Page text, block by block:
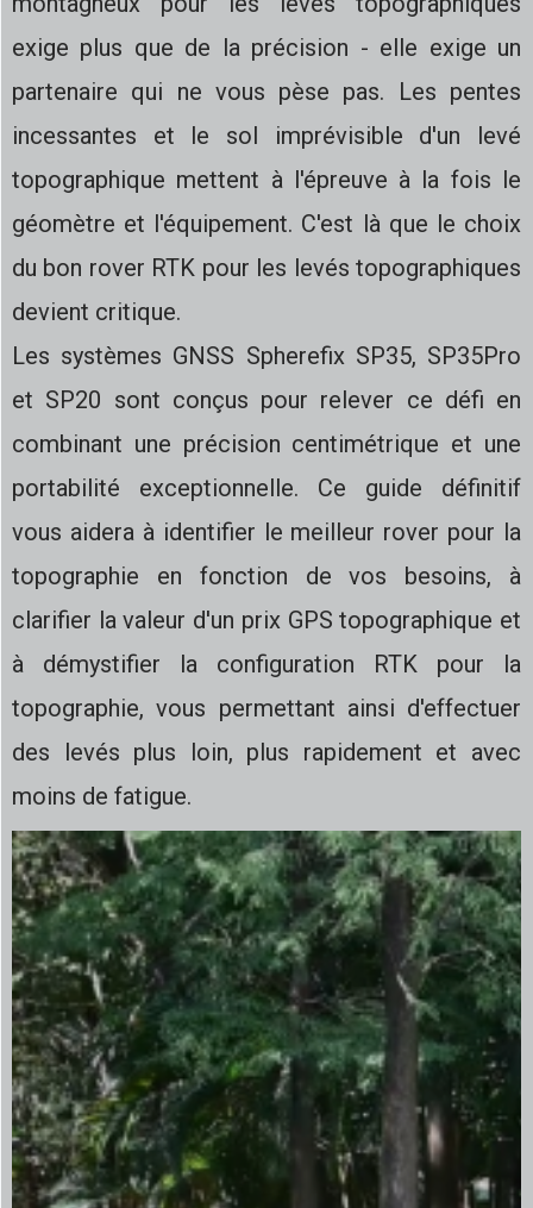
exige plus que de la précision - elle exige un
partenaire qui ne vous pèse pas. Les pentes
incessantes et le sol imprévisible d'un levé
topographique mettent à l'épreuve à la fois le
géomètre et l'équipement. C'est là que le choix
du bon rover RTK pour les levés topographiques
devient critique.
Les systèmes GNSS Spherefix SP35, SP35Pro
et SP20 sont conçus pour relever ce défi en
combinant une précision centimétrique et une
portabilité exceptionnelle. Ce guide définitif
vous aidera à identifier le meilleur rover pour la
topographie en fonction de vos besoins, à
clarifier la valeur d'un prix GPS topographique et
à démystifier la configuration RTK pour la
topographie, vous permettant ainsi d'effectuer
des levés plus loin, plus rapidement et avec
moins de fatigue.